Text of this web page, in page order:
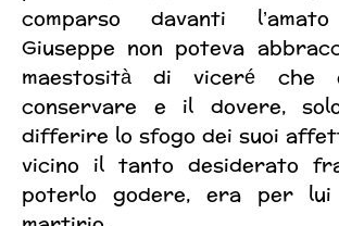
comparso davanti l’amato
Giuseppe non poteva
maestosità di viceré che
conservare e il dovere,
differire lo sfogo dei suoi
vicino il tanto desiderato
poterlo godere, era per